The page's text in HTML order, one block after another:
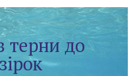
терни до